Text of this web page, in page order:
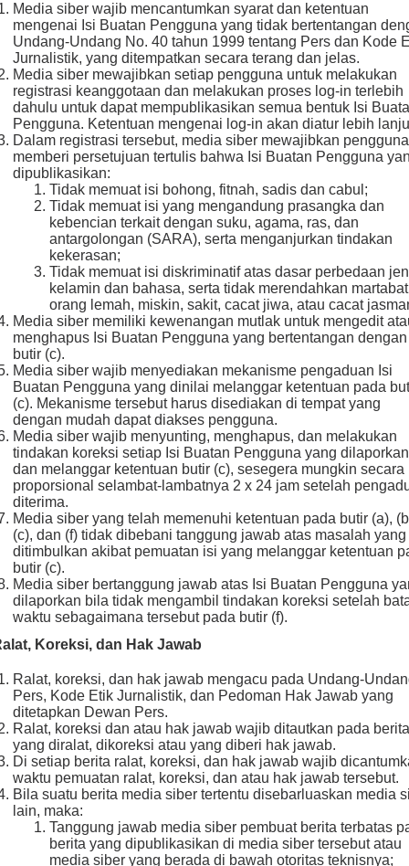
Media siber wajib mencantumkan syarat dan ketentuan
mengenai Isi Buatan Pengguna yang tidak bertentangan
Undang-Undang No. 40 tahun 1999 tentang Pers dan Kode
Jurnalistik, yang ditempatkan secara terang dan jelas.
Media siber mewajibkan setiap pengguna untuk melakukan
registrasi keanggotaan dan melakukan proses log-in terlebih
dahulu untuk dapat mempublikasikan semua bentuk Isi
Pengguna. Ketentuan mengenai log-in akan diatur lebih
Dalam registrasi tersebut, media siber mewajibkan pengguna
memberi persetujuan tertulis bahwa Isi Buatan Pengguna
dipublikasikan:
Tidak memuat isi bohong, fitnah, sadis dan cabul;
Tidak memuat isi yang mengandung prasangka dan
kebencian terkait dengan suku, agama, ras, dan
antargolongan (SARA), serta menganjurkan tindakan
kekerasan;
Tidak memuat isi diskriminatif atas dasar perbedaan
kelamin dan bahasa, serta tidak merendahkan martabat
orang lemah, miskin, sakit, cacat jiwa, atau cacat
Media siber memiliki kewenangan mutlak untuk mengedit
menghapus Isi Buatan Pengguna yang bertentangan dengan
butir (c).
Media siber wajib menyediakan mekanisme pengaduan Isi
Buatan Pengguna yang dinilai melanggar ketentuan pada
(c). Mekanisme tersebut harus disediakan di tempat yang
dengan mudah dapat diakses pengguna.
Media siber wajib menyunting, menghapus, dan melakukan
tindakan koreksi setiap Isi Buatan Pengguna yang dilaporkan
dan melanggar ketentuan butir (c), sesegera mungkin secara
proporsional selambat-lambatnya 2 x 24 jam setelah
diterima.
Media siber yang telah memenuhi ketentuan pada butir (a),
(c), dan (f) tidak dibebani tanggung jawab atas masalah yang
ditimbulkan akibat pemuatan isi yang melanggar ketentuan
butir (c).
Media siber bertanggung jawab atas Isi Buatan Pengguna
dilaporkan bila tidak mengambil tindakan koreksi setelah
waktu sebagaimana tersebut pada butir (f).
Koreksi, dan Hak Jawab
Ralat, koreksi, dan hak jawab mengacu pada Undang-
Pers, Kode Etik Jurnalistik, dan Pedoman Hak Jawab yang
ditetapkan Dewan Pers.
Ralat, koreksi dan atau hak jawab wajib ditautkan pada berita
yang diralat, dikoreksi atau yang diberi hak jawab.
Di setiap berita ralat, koreksi, dan hak jawab wajib
waktu pemuatan ralat, koreksi, dan atau hak jawab tersebut.
Bila suatu berita media siber tertentu disebarluaskan media
lain, maka:
Tanggung jawab media siber pembuat berita terbatas
berita yang dipublikasikan di media siber tersebut atau
media siber yang berada di bawah otoritas teknisnya;